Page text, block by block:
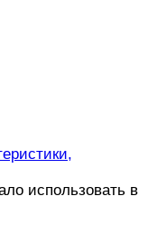
использовать в